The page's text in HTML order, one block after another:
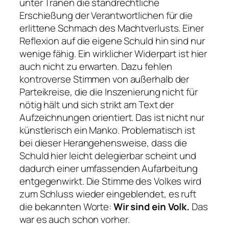
unter Tränen die standrechtliche
Erschießung der Verantwortlichen für die
erlittene Schmach des Machtverlusts. Einer
Reflexion auf die eigene Schuld hin sind nur
wenige fähig. Ein wirklicher Widerpart ist hier
auch nicht zu erwarten. Dazu fehlen
kontroverse Stimmen von außerhalb der
Parteikreise, die die Inszenierung nicht für
nötig hält und sich strikt am Text der
Aufzeichnungen orientiert. Das ist nicht nur
künstlerisch ein Manko. Problematisch ist
bei dieser Herangehensweise, dass die
Schuld hier leicht delegierbar scheint und
dadurch einer umfassenden Aufarbeitung
entgegenwirkt. Die Stimme des Volkes wird
zum Schluss wieder eingeblendet, es ruft
die bekannten Worte:Wir sind ein Volk. Das
war es auch schon vorher.